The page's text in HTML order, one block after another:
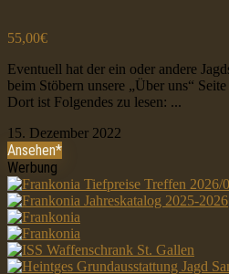
55,00€
Eventuell hat der ein oder andere
beim Stöbern unsere „Über uns“
Dort ist Folgendes zu lesen: ...
15. Dezember 2022
Ansehen*
Werbung